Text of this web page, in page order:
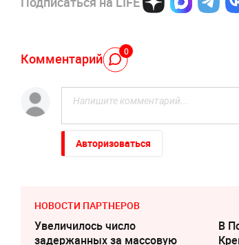
Комментарий 0
Авторизоваться
НОВОСТИ ПАРТНЕРОВ
Увеличилось число
задержанных за массовую
В